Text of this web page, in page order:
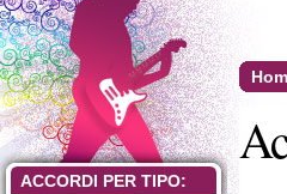
ACCORDI PER TIPO: